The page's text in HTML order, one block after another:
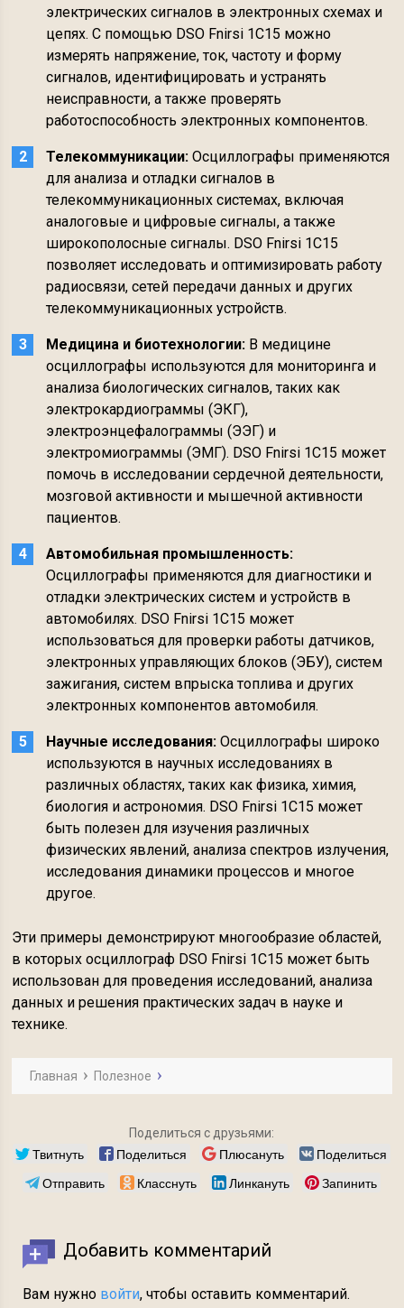
электрических сигналов в электронных схемах и
цепях. С помощью DSO Fnirsi 1C15 можно
измерять напряжение, ток, частоту и форму
сигналов, идентифицировать и устранять
неисправности, а также проверять
работоспособность электронных компонентов.
Телекоммуникации: Осциллографы применяются
для анализа и отладки сигналов в
телекоммуникационных системах, включая
аналоговые и цифровые сигналы, а также
широкополосные сигналы. DSO Fnirsi 1C15
позволяет исследовать и оптимизировать работу
радиосвязи, сетей передачи данных и других
телекоммуникационных устройств.
Медицина и биотехнологии: В медицине
осциллографы используются для мониторинга и
анализа биологических сигналов, таких как
электрокардиограммы (ЭКГ),
электроэнцефалограммы (ЭЭГ) и
электромиограммы (ЭМГ). DSO Fnirsi 1C15 может
помочь в исследовании сердечной деятельности,
мозговой активности и мышечной активности
пациентов.
Автомобильная промышленность:
Осциллографы применяются для диагностики и
отладки электрических систем и устройств в
автомобилях. DSO Fnirsi 1C15 может
использоваться для проверки работы датчиков,
электронных управляющих блоков (ЭБУ), систем
зажигания, систем впрыска топлива и других
электронных компонентов автомобиля.
Научные исследования: Осциллографы широко
используются в научных исследованиях в
различных областях, таких как физика, химия,
биология и астрономия. DSO Fnirsi 1C15 может
быть полезен для изучения различных
физических явлений, анализа спектров излучения,
исследования динамики процессов и многое
другое.
Эти примеры демонстрируют многообразие областей,
в которых осциллограф DSO Fnirsi 1C15 может быть
использован для проведения исследований, анализа
данных и решения практических задач в науке и
технике.
Главная Полезное
Поделиться с друзьями:
Твитнуть Поделиться Плюсануть
Поделиться
Отправить
Класснуть Линкануть Запинить
Добавить комментарий
Вам нужно войти, чтобы оставить комментарий.